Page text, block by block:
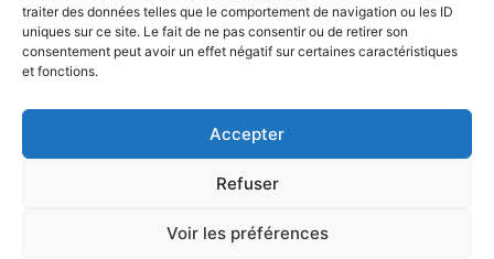
traiter des données telles que le comportement de navigation ou les ID
uniques sur ce site. Le fait de ne pas consentir ou de retirer son
consentement peut avoir un effet négatif sur certaines caractéristiques
et fonctions.
Accepter
Refuser
Voir les préférences
© Gouvernement du Québec, 2026
Plan du site
Accessibilité
Accès à l'information
Déclaration de services